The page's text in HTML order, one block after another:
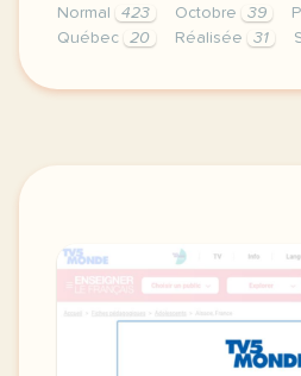
Normal
423 Octobre 39
Québec
20 Réalisée 31
didomi host didomi